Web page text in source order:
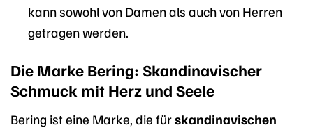
kann sowohl von Damen als auch von Herren
getragen werden.
Die Marke Bering: Skandinavischer
Schmuck mit Herz und Seele
Bering ist eine Marke, die fürskandinavischen